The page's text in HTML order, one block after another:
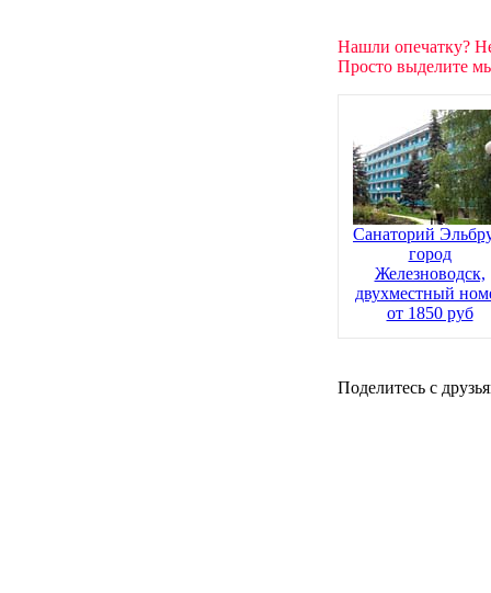
Нашли опечатку?
Просто выделите
Санаторий
город
Железноводск,
двухместный
от 1850 руб
Поделитесь с